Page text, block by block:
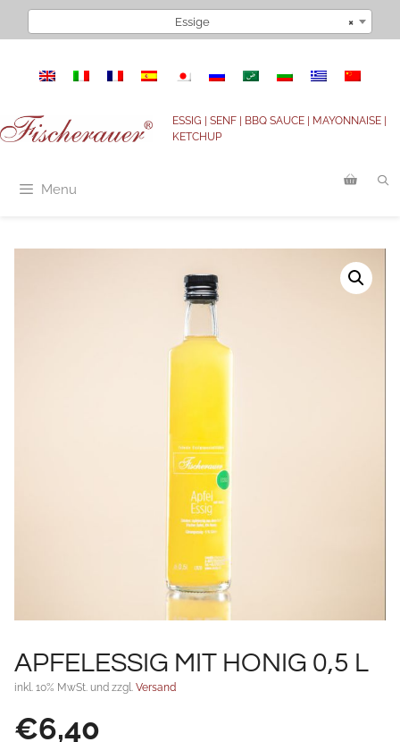
Inhalt
×
Essige
ESSIG | SENF | BBQ SAUCE | MAYONNAISE |
KETCHUP
Menu
APFELESSIG MIT HONIG 0,5 L
inkl. 10% MwSt. und zzgl. Versand
€6,40